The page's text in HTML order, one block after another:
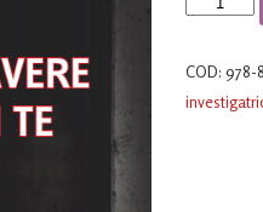
cadavere
chiede
COD:978-